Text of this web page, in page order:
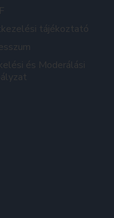
tájékoztató
és Moderálási